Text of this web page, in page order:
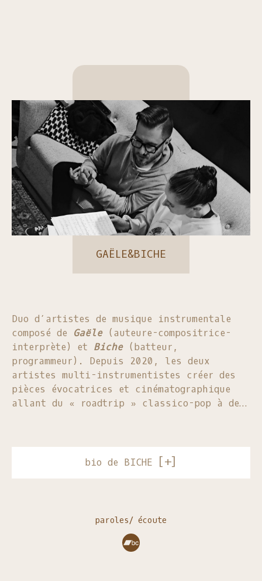
GAËLE&BICHE
Duo d’artistes de musique instrumentale
composé de Gaële(auteure-compositrice-
interprète) et Biche(batteur,
programmeur). Depuis 2020, les deux
artistes multi-instrumentistes créer des
pièces évocatrices et cinématographique
allant du « roadtrip » classico-pop à des
formation, leurs influences sont aussi
hétéroclites que pointues: Chilly
bio de BICHE
paroles/ écoute